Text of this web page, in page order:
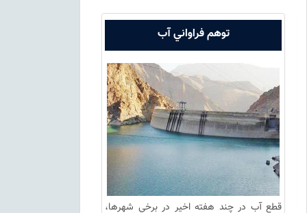
توهم فراواني آب
قطع آب در چند هفته اخير در برخي شهرها،